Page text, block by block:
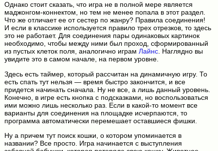
Однако стоит сказать, что игра не в полной мере является
маджонгом-коннектом, но тем не менее попала в этот раздел.
Что же отличает ее от сестер по жанру? Правила соединения!
И если в классике используется правило трех отрезков, то здесь
это не работает. Для соединения пары одинаковых картинок
необходимо, чтобы между ними был проход, сформированный
из пустых клеток поля, аналогично играм Лайнс. Наглядно вы
увидите это в самом начале, на первом уровне.
Здесь есть таймер, который рассчитан на динамичную игру. То
есть спать тут нельзя — время быстро закончится, и все
придется начинать сначала. Ну не все, а лишь данный уровень.
Конечно, в игре есть кнопка с подсказками, но воспользоваться
ими можно лишь несколько раз. Если в какой-то момент все
варианты для соединения на площадке исчерпаются, то
программа автоматически перемешает оставшиеся фишки.
Ну а причем тут поиск кошки, о котором упоминается в
названии? Все просто. Игра начинается с выступления